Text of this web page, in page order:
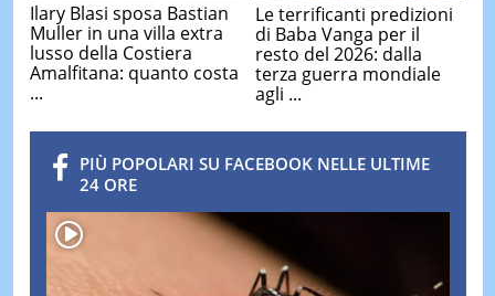
Ilary Blasi sposa Bastian
Muller in una villa extra
lusso della Costiera
Amalfitana: quanto costa
...
Le terrificanti predizioni
di Baba Vanga per il
resto del 2026: dalla
terza guerra mondiale
agli ...
PIÙ POPOLARI SU FACEBOOK NELLE ULTIME
24 ORE